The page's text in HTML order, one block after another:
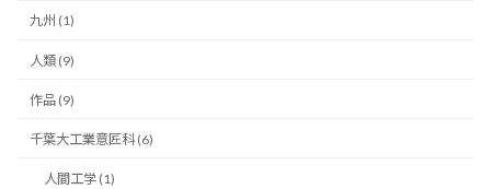
九州 (1)
人類 (9)
作品 (9)
千葉大工業意匠科 (6)
人間工学 (1)